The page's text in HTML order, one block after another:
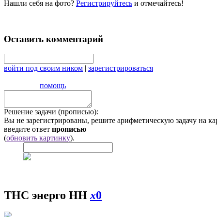
Нашли себя на фото? Регистрируйтесь и отмечайтесь!
Оставить комментарий
войти под своим ником | зарегистрироваться
помощь
Решение задачи (прописью):
Вы не зарегистрированы, решите арифметическую задачу на
введите ответ прописью
(обновить картинку).
ТНС энерго НН x0